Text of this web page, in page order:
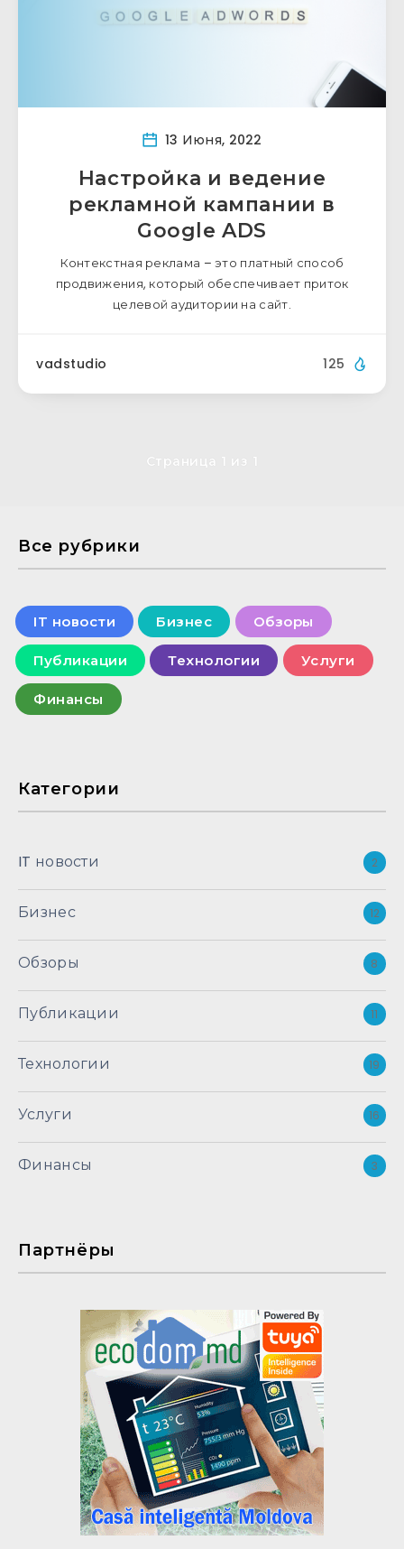
13 Июня, 2022
Настройка и ведение
рекламной кампании в
Google ADS
Контекстная реклама – это платный способ
продвижения, который обеспечивает приток
целевой аудитории на сайт.
vadstudio 125
Страница 1 из 1
Все рубрики
IT новости Бизнес Обзоры
Публикации Технологии Услуги
Финансы
Категории
IT новости 2
Бизнес 12
Обзоры 8
Публикации 11
Технологии 19
Услуги 16
Финансы 3
Партнёры